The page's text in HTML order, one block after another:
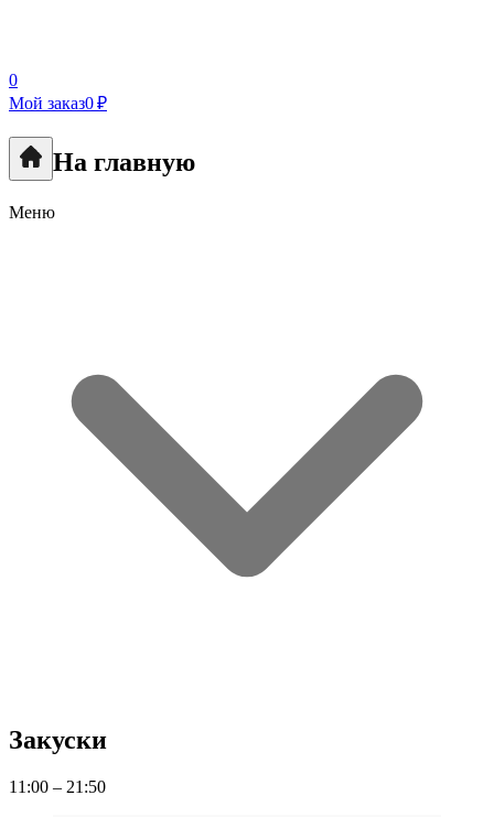
0
Мой заказ0 ₽
На главную
Меню
Закуски
11:00 – 21:50